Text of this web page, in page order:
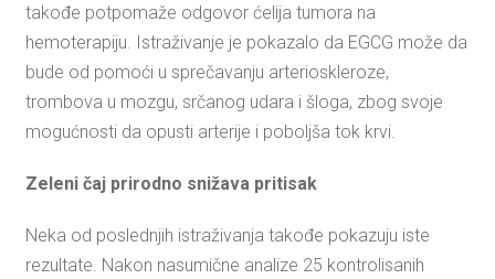
takođe potpomaže odgovor ćelija tumora na
hemoterapiju. Istraživanje je pokazalo da EGCG može da
bude od pomoći u sprečavanju arterioskleroze,
trombova u mozgu, srčanog udara i šloga, zbog svoje
mogućnosti da opusti arterije i poboljša tok krvi.
Zeleni čaj prirodno snižava pritisak
Neka od poslednjih istraživanja takođe pokazuju iste
rezultate. Nakon nasumične analize 25 kontrolisanih